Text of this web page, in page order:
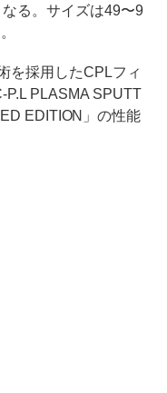
る。サイズは49〜9
を採用したCPLフィ
P.L PLASMA SPUTT
EDITION」の性能